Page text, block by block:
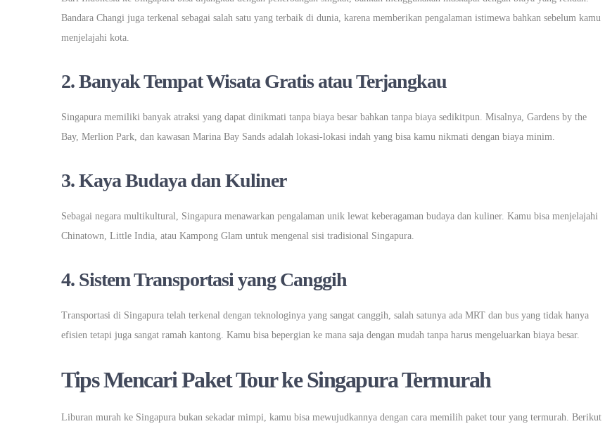
Bandara Changi juga terkenal sebagai salah satu yang terbaik di dunia, karena memberikan pengalaman istimewa bahkan sebelum kamu
menjelajahi kota.
2.Banyak Tempat Wisata Gratis atau Terjangkau
Singapura memiliki banyak atraksi yang dapat dinikmati tanpa biaya besar bahkan tanpa biaya sedikitpun. Misalnya, Gardens by the
Bay, Merlion Park, dan kawasan Marina Bay Sands adalah lokasi-lokasi indah yang bisa kamu nikmati dengan biaya minim.
3.Kaya Budaya dan Kuliner
Sebagai negara multikultural, Singapura menawarkan pengalaman unik lewat keberagaman budaya dan kuliner. Kamu bisa menjelajahi
Chinatown, Little India, atau Kampong Glam untuk mengenal sisi tradisional Singapura.
4. Sistem Transportasi yang Canggih
Transportasi di Singapura telah terkenal dengan teknologinya yang sangat canggih, salah satunya ada MRT dan bus yang tidak hanya
efisien tetapi juga sangat ramah kantong. Kamu bisa bepergian ke mana saja dengan mudah tanpa harus mengeluarkan biaya besar.
Tips Mencari Paket Tour ke Singapura Termurah
Liburan murah ke Singapura bukan sekadar mimpi, kamu bisa mewujudkannya dengan cara memilih paket tour yang termurah. Berikut